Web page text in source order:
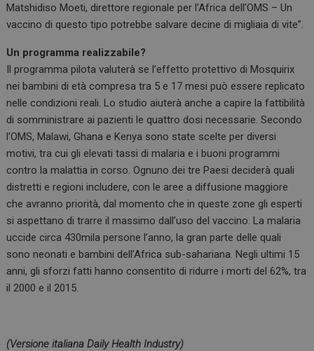
Matshidiso Moeti, direttore regionale per l’Africa dell’OMS – Un
vaccino di questo tipo potrebbe salvare decine di migliaia di vite”.
Un programma realizzabile?
Il programma pilota valuterà se l’effetto protettivo di Mosquirix
nei bambini di età compresa tra 5 e 17 mesi può essere replicato
nelle condizioni reali. Lo studio aiuterà anche a capire la fattibilità
di somministrare ai pazienti le quattro dosi necessarie. Secondo
l’OMS, Malawi, Ghana e Kenya sono state scelte per diversi
motivi, tra cui gli elevati tassi di malaria e i buoni programmi
contro la malattia in corso. Ognuno dei tre Paesi deciderà quali
distretti e regioni includere, con le aree a diffusione maggiore
che avranno priorità, dal momento che in queste zone gli esperti
si aspettano di trarre il massimo dall’uso del vaccino. La malaria
uccide circa 430mila persone l’anno, la gran parte delle quali
sono neonati e bambini dell’Africa sub-sahariana. Negli ultimi 15
anni, gli sforzi fatti hanno consentito di ridurre i morti del 62%, tra
il 2000 e il 2015.
(Versione italiana Daily Health Industry)